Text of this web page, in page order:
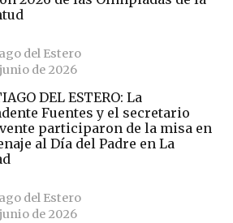
del Estero
de 2026
DEL ESTERO: La
Fuentes y el secretario
participaron de la misa en
al Día del Padre en La
del Estero
de 2026